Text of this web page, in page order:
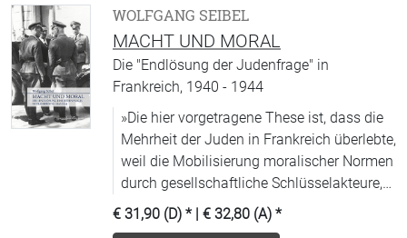
Kunst und der Massenkultur zeigt. Diese
muß man verstehen, will man die Kämpfe
der Gegenwart analysieren.
WOLFGANG SEIBEL
MACHT UND MORAL
Die "Endlösung der Judenfrage" in
Frankreich, 1940 - 1944
»Die hier vorgetragene These ist, dass die
Mehrheit der Juden in Frankreich überlebte,
weil die Mobilisierung moralischer Normen
durch gesellschaftliche Schlüsselakteure,
namentlich die Vertreter des hohen
katholischen Klerus, das Machtkalkül der
€ 31,90 (D) * | € 32,80 (A) *